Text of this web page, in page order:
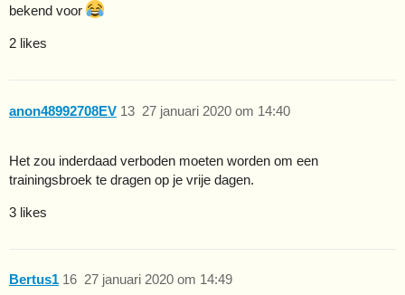
bekend voor
2 likes
anon48992708EV 27 januari 2020 om 14:40
13
Het zou inderdaad verboden moeten worden om een
trainingsbroek te dragen op je vrije dagen.
3 likes
Bertus1 27 januari 2020 om 14:49
16